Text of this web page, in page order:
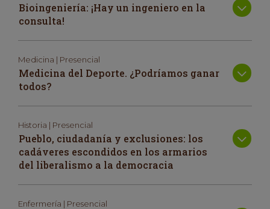
Bioingeniería: ¡Hay un ingeniero en la
consulta!
Medicina | Presencial
Medicina del Deporte. ¿Podríamos ganar
todos?
Historia | Presencial
Pueblo, ciudadanía y exclusiones: los
cadáveres escondidos en los armarios
del liberalismo a la democracia
Enfermería | Presencial